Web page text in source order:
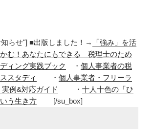
知らせ"] ■出版しました！→
「強み」を活
む！あなたにもできる 税理士のため
ィング実践ブック
・ 個人事業者の税
スタディ
・ 個人事業者・フリーラ
例&対応ガイド
・ 十人十色の「ひ
う生き方 [/su_box]